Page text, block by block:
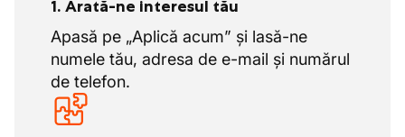
compensatorie stabilite la nivel de sector.
În aceste zile nu muncești și nu folosești
zile de concediu, ci zile de odihnă
compensatorie.
Avantaje suplimentare atractive
contribuie la construirea zilei de mâine!
1. Arată-ne interesul tău
Apasă pe „Aplică acum” și lasă-ne
numele tău, adresa de e-mail și numărul
de telefon.